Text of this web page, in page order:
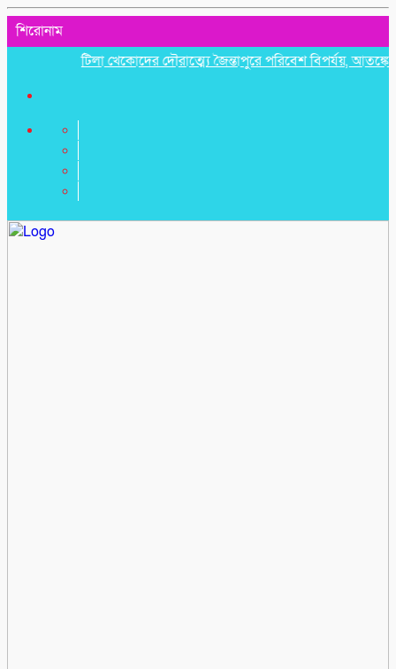
শিরোনাম
টিলা খেকোদের দৌরাত্ম্যে জৈন্তাপুরে পরিবেশ বিপর্যয়, আতঙ্কে প্রবাসী